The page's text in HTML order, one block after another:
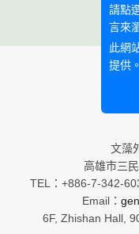
文藻
高雄市三
TEL：+886-7-342-
Email：
6F, Zhishan Hall,
請點
言來
此網
提供。